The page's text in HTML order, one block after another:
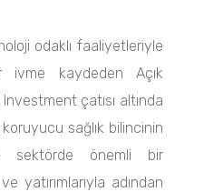
odaklı faaliyetleriyle
ivme kaydeden Açık
çatısı altında
sağlık bilincinin
sektörde önemli bir
yatırımlarıyla adından